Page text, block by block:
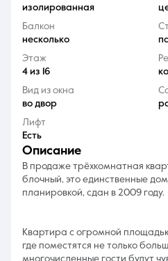
изолированная
Балкон
несколько
Этаж
4 из 16
Вид из окна
во двор
Лифт
Есть
описание
В продаже трёхкомнатная
блочный, это единственные
планировкой, сдан в 2009 году.
Квартира с огромной
где поместятся не только
многочисленные гости будут